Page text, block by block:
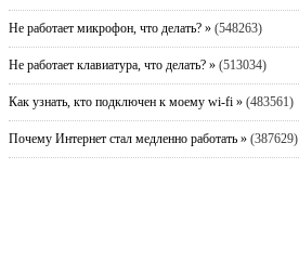
Не работает микрофон, что делать? »(548263)
Не работает клавиатура, что делать? »(513034)
Как узнать, кто подключен к моему wi-fi »(483561)
Почему Интернет стал медленно работать »(387629)